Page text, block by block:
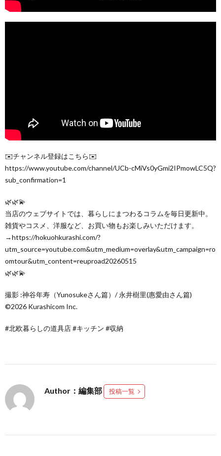
✉️チャンネル登録はこちら✉️
https://www.youtube.com/channel/UCb-cMiVs0yGmi2IPmowLC5Q?
sub_confirmation=1
🌿🌿💫
当店のウェブサイトでは、暮らしにまつわるコラムを毎日更新中。
雑貨やコスメ、洋服など、お買い物もお楽しみいただけます。
→https://hokuohkurashi.com/?
utm_source=youtube.com&utm_medium=overlay&utm_campaign=ro
omtour&utm_content=reuproad20260515
🌿🌿💫
撮影 :神谷年寿（Yunosukeさん篇）/ 永井樹里(惠愛由さん篇)
©️2026 Kurashicom Inc.
#北欧暮らしの道具店 #キッチン #収納
Author：編集部 投稿一覧